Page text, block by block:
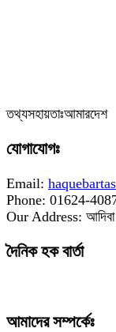
‎তথ্যসহায়তাঃআমারদেশ
যোগাযোগঃ
Email:
Phone: 01624-
Our Address: আদিবা
দৈনিক হক বার্তা
আমাদের সম্পর্কেঃ